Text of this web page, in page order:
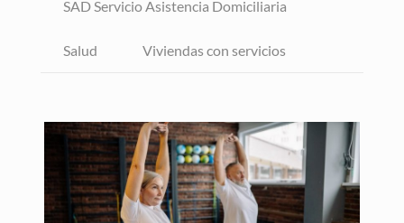
SAD Servicio Asistencia Domiciliaria
Salud Viviendas con servicios